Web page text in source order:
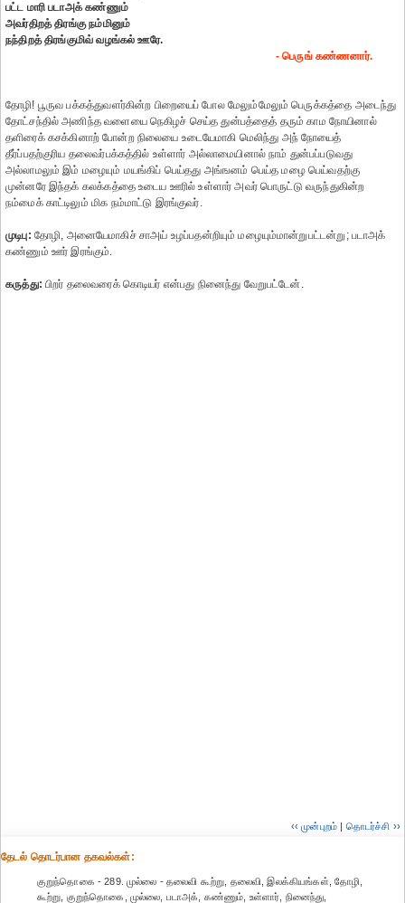
பட்ட மாரி படாஅக் கண்ணும்
அவர்திறத் திரங்கு நம்மினும்
நந்திறத் திரங்குமிவ் வழங்கல் ஊரே.
- பெருங் கண்ணனார்.
தோழி! பூருவ பக்கத்துவளர்கின்ற பிறையைப் போல மேலும்மேலும் பெருக்கத்தை அடைந்து
தோட்சந்தில் அணிந்த வளையை நெகிழச் செய்த துன்பத்தைத் தரும் காம நோயினால்
தளிரைக் கசக்கினாற் போன்ற நிலையை உடையேமாகி மெலிந்து அந் நோயைத்
தீர்ப்பதற்குரிய தலைவர்பக்கத்தில் உள்ளார் அல்லாமையினால் நாம் துன்பப்படுவது
அல்லாமலும் இம் மழையும் மயங்கிப் பெய்தது அங்ஙனம் பெய்த மழை பெய்வதற்கு
முன்னரே இந்தக் கலக்கத்தை உடைய ஊரில் உள்ளார் அவர் பொருட்டு வருந்துகின்ற
நம்மைக் காட்டிலும் மிக நம்மாட்டு இரங்குவர்.
முடிபு: தோழி, அனையேமாகிச் சாஅய் உழப்பதன்றியும் மழையும்மான்றுபட்டன்று; படாஅக்
கண்ணும் ஊர் இரங்கும்.
கருத்து: பிறர் தலைவரைக் கொடியர் என்பது நினைந்து வேறுபட்டேன்.
‹‹ முன்புறம் | தொடர்ச்சி ››
தேட‌ல் தொட‌ர்பான தகவ‌ல்க‌ள்:
குறுந்தொகை - 289. முல்லை - தலைவி கூற்று, தலைவி, இலக்கியங்கள், தோழி,
கூற்று, குறுந்தொகை, முல்லை, படாஅக், கண்ணும், உள்ளார், நினைந்து,